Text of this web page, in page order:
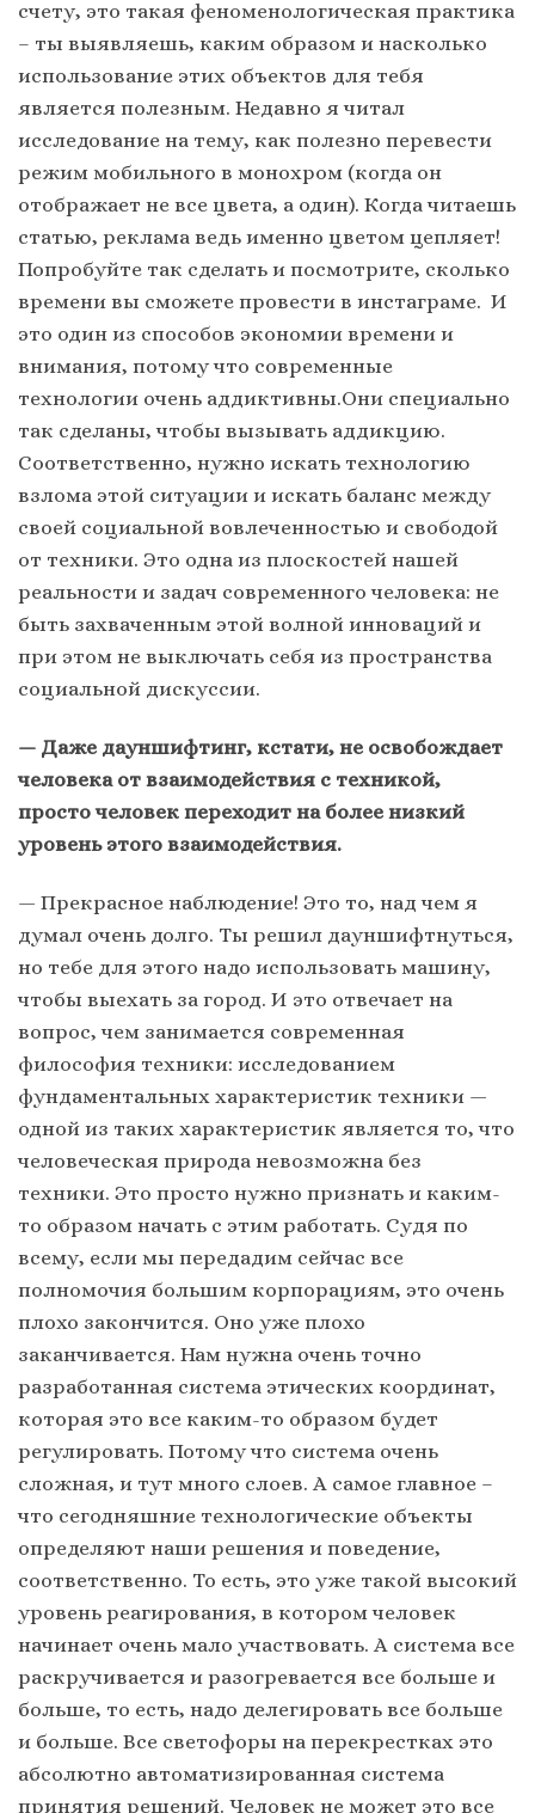
счету, это такая феноменологическая практика
– ты выявляешь, каким образом и насколько
использование этих объектов для тебя
является полезным. Недавно я читал
исследование на тему, как полезно перевести
режим мобильного в монохром (когда он
отображает не все цвета, а один). Когда читаешь
статью, реклама ведь именно цветом цепляет!
Попробуйте так сделать и посмотрите, сколько
времени вы сможете провести в инстаграме. И
это один из способов экономии времени и
внимания, потому что современные
технологии очень аддиктивны.Они специально
так сделаны, чтобы вызывать аддикцию.
Соответственно, нужно искать технологию
взлома этой ситуации и искать баланс между
своей социальной вовлеченностью и свободой
от техники. Это одна из плоскостей нашей
реальности и задач современного человека: не
быть захваченным этой волной инноваций и
при этом не выключать себя из пространства
социальной дискуссии.
— Даже дауншифтинг, кстати, не освобождает
человека от взаимодействия с техникой,
просто человек переходит на более низкий
уровень этого взаимодействия.
— Прекрасное наблюдение! Это то, над чем я
думал очень долго. Ты решил дауншифтнуться,
но тебе для этого надо использовать машину,
чтобы выехать за город. И это отвечает на
вопрос, чем занимается современная
философия техники: исследованием
фундаментальных характеристик техники —
одной из таких характеристик является то, что
человеческая природа невозможна без
техники. Это просто нужно признать и каким-
то образом начать с этим работать. Судя по
всему, если мы передадим сейчас все
полномочия большим корпорациям, это очень
плохо закончится. Оно уже плохо
заканчивается. Нам нужна очень точно
разработанная система этических координат,
которая это все каким-то образом будет
регулировать. Потому что система очень
сложная, и тут много слоев. А самое главное –
что сегодняшние технологические объекты
определяют наши решения и поведение,
соответственно. То есть, это уже такой высокий
уровень реагирования, в котором человек
начинает очень мало участвовать. А система все
раскручивается и разогревается все больше и
больше, то есть, надо делегировать все больше
и больше. Все светофоры на перекрестках это
абсолютно автоматизированная система
принятия решений. Человек не может это все